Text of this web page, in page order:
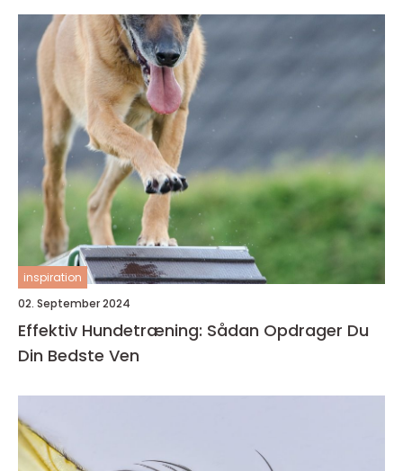
inspiration
02. September 2024
Effektiv Hundetræning: Sådan Opdrager Du
Din Bedste Ven